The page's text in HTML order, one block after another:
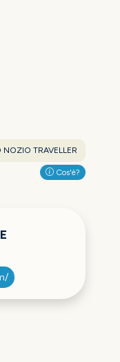
TRAVELLER
Cos'è?